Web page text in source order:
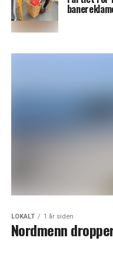
LOKALT 1 år siden
Nordmenn